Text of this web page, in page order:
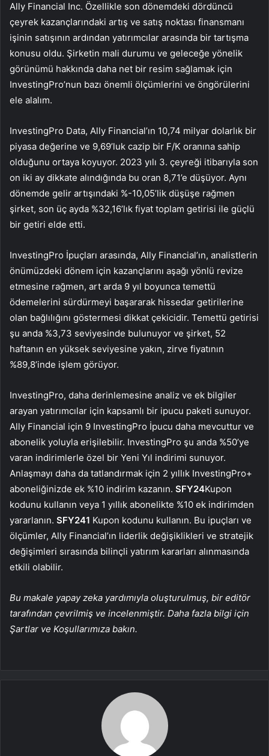
Ally Financial Inc. Özellikle son dönemdeki dördüncü
çeyrek kazançlarındaki artış ve satış noktası finansmanı
işinin satışının ardından yatırımcılar arasında bir tartışma
konusu oldu. Şirketin mali durumu ve geleceğe yönelik
görünümü hakkında daha net bir resim sağlamak için
InvestingPro’nun bazı önemli ölçümlerini ve öngörülerini
ele alalım.
InvestingPro Data, Ally Financial’ın 10,74 milyar dolarlık bir
piyasa değerine ve 9,69’luk cazip bir F/K oranına sahip
olduğunu ortaya koyuyor. 2023 yılı 3. çeyreği itibarıyla son
on iki ay dikkate alındığında bu oran 8,71’e düşüyor. Aynı
dönemde gelir artışındaki %-10,05’lik düşüşe rağmen
şirket, son üç ayda %32,16’lık fiyat toplam getirisi ile güçlü
bir getiri elde etti.
InvestingPro İpuçları arasında, Ally Financial’ın, analistlerin
önümüzdeki dönem için kazançlarını aşağı yönlü revize
etmesine rağmen, art arda 9 yıl boyunca temettü
ödemelerini sürdürmeyi başararak hissedar getirilerine
olan bağlılığını göstermesi dikkat çekicidir. Temettü getirisi
şu anda %3,73 seviyesinde bulunuyor ve şirket, 52
haftanın en yüksek seviyesine yakın, zirve fiyatının
%89,8’inde işlem görüyor.
InvestingPro, daha derinlemesine analiz ve ek bilgiler
arayan yatırımcılar için kapsamlı bir ipucu paketi sunuyor.
Ally Financial için 9 InvestingPro İpucu daha mevcuttur ve
abonelik yoluyla erişilebilir. InvestingPro şu anda %50’ye
varan indirimlerle özel bir Yeni Yıl indirimi sunuyor.
Anlaşmayı daha da tatlandırmak için 2 yıllık InvestingPro+
aboneliğinizde ek %10 indirim kazanın. SFY24Kupon
kodunu kullanın veya 1 yıllık abonelikte %10 ek indirimden
yararlanın. SFY241 Kupon kodunu kullanın. Bu ipuçları ve
ölçümler, Ally Financial’ın liderlik değişiklikleri ve stratejik
değişimleri sırasında bilinçli yatırım kararları alınmasında
etkili olabilir.
Bu makale yapay zeka yardımıyla oluşturulmuş, bir editör
tarafından çevrilmiş ve incelenmiştir. Daha fazla bilgi için
Şartlar ve Koşullarımıza bakın.